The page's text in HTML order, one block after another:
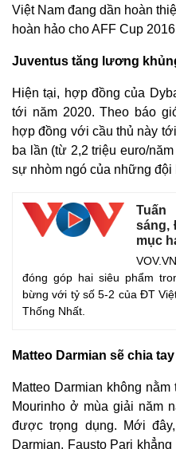
Thế giới
Cuộc sống đó đây
Hồ sơ
Việt Nam đang dần hoàn
hoàn hảo cho AFF Cup
Juventus tăng lương
Hiện tại, hợp đồng của
tới năm 2020. Theo báo
hợp đồng với cầu thủ này
ba lần (từ 2,2 triệu euro/
sự nhòm ngó của những đội
sáng,
mục
đóng góp hai siêu phẩm
bừng với tỷ số 5-2 của ĐT
Thống Nhất.
Matteo Darmian sẽ chia tay
Matteo Darmian không
Mourinho ở mùa giải năm
được trọng dụng. Mới
Darmian, Fausto Pari